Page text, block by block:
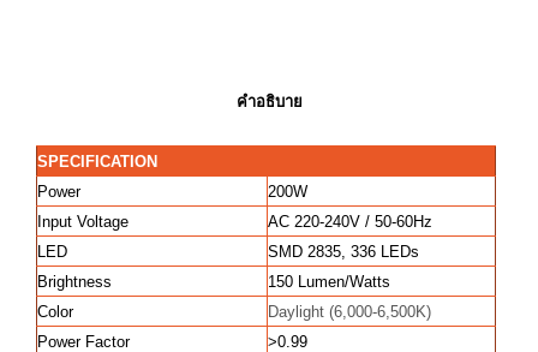
คำอธิบาย
SPECIFICATION
Power
200W
Input Voltage
AC 220-240V / 50-60Hz
LED
SMD 2835, 336 LEDs
Brightness
150 Lumen/Watts
Color
Daylight (6,000-6,500K)
Power Factor
>0.99